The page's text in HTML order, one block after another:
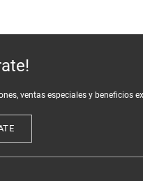
ventas especiales y beneficios